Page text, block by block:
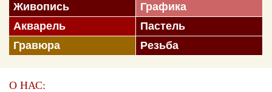
Живопись
Графика
Акварель
Пастель
Гравюра
Резьба
О НАС: